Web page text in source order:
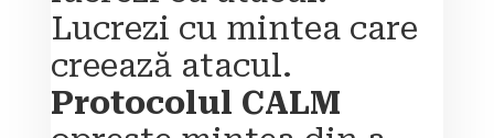
Lucrezi cu mintea care
Protocolul CALM